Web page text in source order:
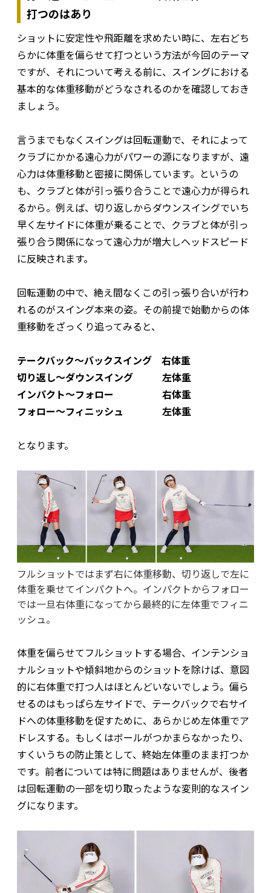
打つのはあり
ショットに安定性や飛距離を求めたい時に、左右どち
らかに体重を偏らせて打つという方法が今回のテーマ
ですが、それについて考える前に、スイングにおける
基本的な体重移動がどうなされるのかを確認しておき
ましょう。
言うまでもなくスイングは回転運動で、それによって
クラブにかかる遠心力がパワーの源になりますが、遠
心力は体重移動と密接に関係しています。というの
も、クラブと体が引っ張り合うことで遠心力が得られ
るから。例えば、切り返しからダウンスイングでいち
早く左サイドに体重が乗ることで、クラブと体が引っ
張り合う関係になって遠心力が増大しヘッドスピード
に反映されます。
回転運動の中で、絶え間なくこの引っ張り合いが行わ
れるのがスイング本来の姿。その前提で始動からの体
重移動をざっくり追ってみると、
テークバック～バックスイング 右体重
切り返し～ダウンスイング 左体重
インパクト～フォロー 右体重
フォロー～フィニッシュ 左体重
となります。
フルショットではまず右に体重移動、切り返しで左に
体重を乗せてインパクトへ。インパクトからフォロー
では一旦右体重になってから最終的に左体重でフィニ
ッシュ。
体重を偏らせてフルショットする場合、インテンショ
ナルショットや傾斜地からのショットを除けば、意図
的に右体重で打つ人はほとんどいないでしょう。偏ら
せるのはもっぱら左サイドで、テークバックで右サイ
ドへの体重移動を促すために、あらかじめ左体重でア
ドレスする。もしくはボールがつかまらなかったり、
すくいうちの防止策として、終始左体重のまま打つか
です。前者については特に問題はありませんが、後者
は回転運動の一部を切り取ったような変則的なスイン
グになります。